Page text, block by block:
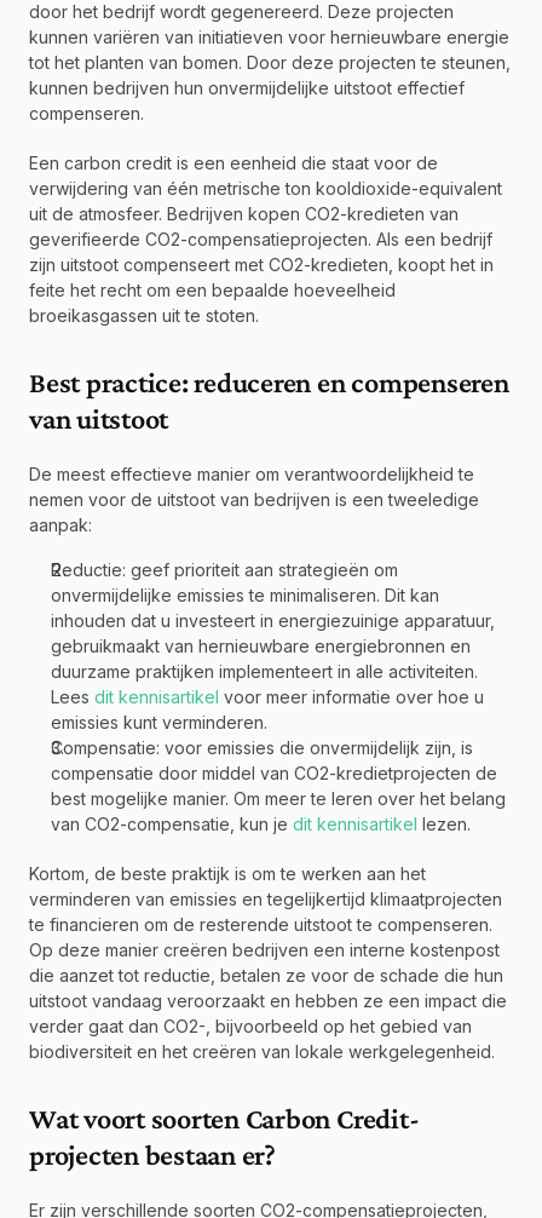
door het bedrijf wordt gegenereerd. Deze projecten
kunnen variëren van initiatieven voor hernieuwbare energie
tot het planten van bomen. Door deze projecten te steunen,
kunnen bedrijven hun onvermijdelijke uitstoot effectief
compenseren.
Een carbon credit is een eenheid die staat voor de
verwijdering van één metrische ton kooldioxide-equivalent
uit de atmosfeer. Bedrijven kopen CO2-kredieten van
geverifieerde CO2-compensatieprojecten. Als een bedrijf
zijn uitstoot compenseert met CO2-kredieten, koopt het in
feite het recht om een bepaalde hoeveelheid
broeikasgassen uit te stoten.
Best practice: reduceren en compenseren
van uitstoot
De meest effectieve manier om verantwoordelijkheid te
nemen voor de uitstoot van bedrijven is een tweeledige
aanpak:
Reductie: geef prioriteit aan strategieën om
onvermijdelijke emissies te minimaliseren. Dit kan
inhouden dat u investeert in energiezuinige apparatuur,
gebruikmaakt van hernieuwbare energiebronnen en
duurzame praktijken implementeert in alle activiteiten.
Lees dit kennisartikel voor meer informatie over hoe u
emissies kunt verminderen.
Compensatie: voor emissies die onvermijdelijk zijn, is
compensatie door middel van CO2-kredietprojecten de
best mogelijke manier. Om meer te leren over het belang
van CO2-compensatie, kun je dit kennisartikel lezen.
Kortom, de beste praktijk is om te werken aan het
verminderen van emissies en tegelijkertijd klimaatprojecten
te financieren om de resterende uitstoot te compenseren.
Op deze manier creëren bedrijven een interne kostenpost
die aanzet tot reductie, betalen ze voor de schade die hun
uitstoot vandaag veroorzaakt en hebben ze een impact die
verder gaat dan CO2-, bijvoorbeeld op het gebied van
biodiversiteit en het creëren van lokale werkgelegenheid.
Wat voort soorten Carbon Credit-
projecten bestaan er?
Er zijn verschillende soorten CO2-compensatieprojecten,